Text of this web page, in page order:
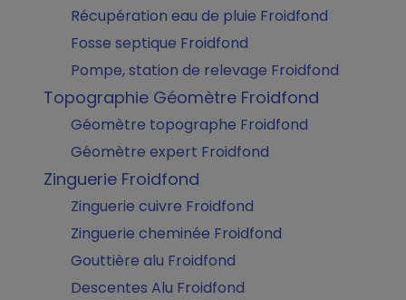
Récupération eau de pluie Froidfond
Fosse septique Froidfond
Pompe, station de relevage Froidfond
Topographie Géomètre Froidfond
Géomètre topographe Froidfond
Géomètre expert Froidfond
Zinguerie Froidfond
Zinguerie cuivre Froidfond
Zinguerie cheminée Froidfond
Gouttière alu Froidfond
Descentes Alu Froidfond